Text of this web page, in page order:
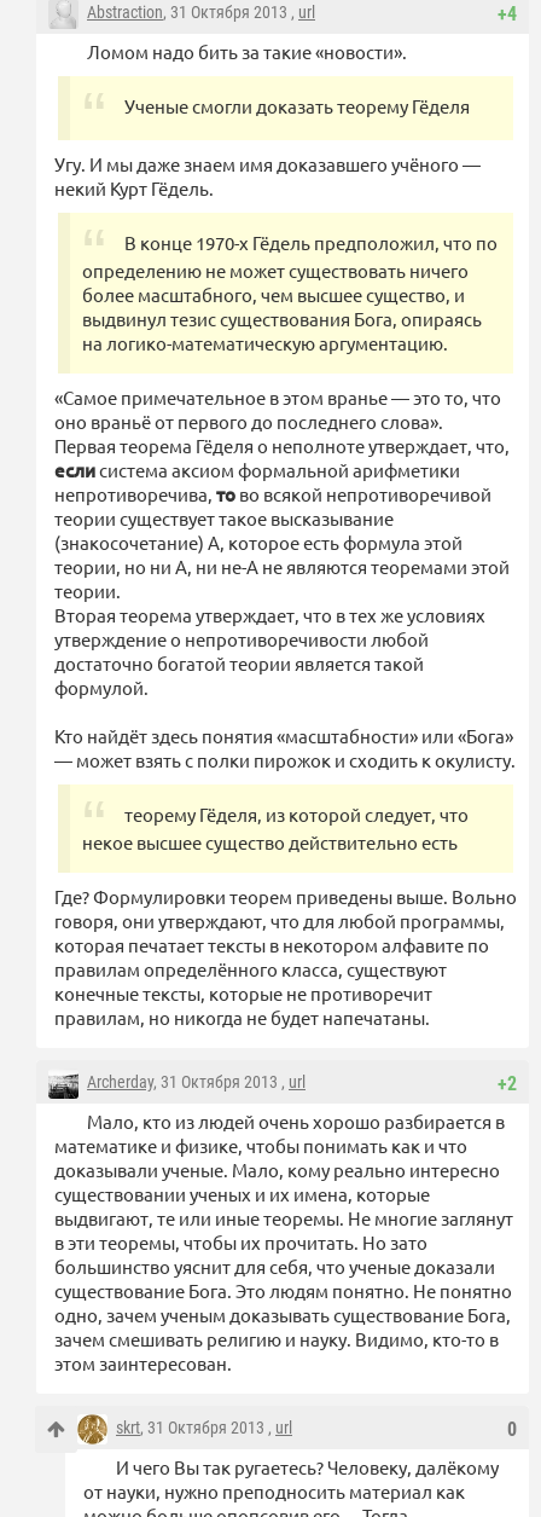
+4
Abstraction, 31 Октября 2013 , url
Ломом надо бить за такие «новости».
Ученые смогли доказать теорему Гёделя
Угу. И мы даже знаем имя доказавшего учёного —
некий Курт Гёдель.
В конце 1970-х Гёдель предположил, что по
определению не может существовать ничего
более масштабного, чем высшее существо, и
выдвинул тезис существования Бога, опираясь
на логико-математическую аргументацию.
«Самое примечательное в этом вранье — это то, что
оно враньё от первого до последнего слова».
Первая теорема Гёделя о неполноте утверждает, что,
еслисистема аксиом формальной арифметики
непротиворечива, то во всякой непротиворечивой
теории существует такое высказывание
(знакосочетание) A, которое есть формула этой
теории, но ни A, ни не-A не являются теоремами этой
теории.
Вторая теорема утверждает, что в тех же условиях
утверждение о непротиворечивости любой
достаточно богатой теории является такой
формулой.
Кто найдёт здесь понятия «масштабности» или «Бога»
— может взять с полки пирожок и сходить к окулисту.
теорему Гёделя, из которой следует, что
некое высшее существо действительно есть
Где? Формулировки теорем приведены выше. Вольно
говоря, они утверждают, что для любой программы,
которая печатает тексты в некотором алфавите по
правилам определённого класса, существуют
конечные тексты, которые не противоречит
правилам, но никогда не будет напечатаны.
+2
Archerday, 31 Октября 2013 , url
Мало, кто из людей очень хорошо разбирается в
математике и физике, чтобы понимать как и что
доказывали ученые. Мало, кому реально интересно
существовании ученых и их имена, которые
выдвигают, те или иные теоремы. Не многие заглянут
в эти теоремы, чтобы их прочитать. Но зато
большинство уяснит для себя, что ученые доказали
существование Бога. Это людям понятно. Не понятно
одно, зачем ученым доказывать существование Бога,
зачем смешивать религию и науку. Видимо, кто-то в
этом заинтересован.
0
skrt, 31 Октября 2013 , url
И чего Вы так ругаетесь? Человеку, далёкому
от науки, нужно преподносить материал как